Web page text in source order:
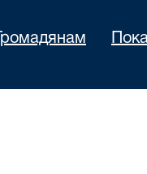
Громадянам